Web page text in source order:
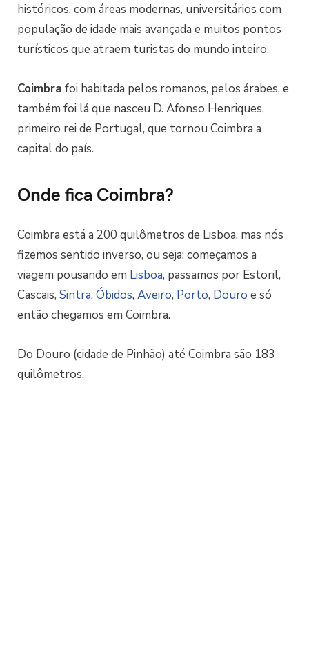
históricos, com áreas modernas, universitários com
população de idade mais avançada e muitos pontos
turísticos que atraem turistas do mundo inteiro.
Coimbra foi habitada pelos romanos, pelos árabes, e
também foi lá que nasceu D. Afonso Henriques,
primeiro rei de Portugal, que tornou Coimbra a
capital do país.
Onde fica Coimbra?
Coimbra está a 200 quilômetros de Lisboa, mas nós
fizemos sentido inverso, ou seja: começamos a
viagem pousando em Lisboa, passamos por Estoril,
Cascais, Sintra, Óbidos, Aveiro, Porto, Douro e só
então chegamos em Coimbra.
Do Douro (cidade de Pinhão) até Coimbra são 183
quilômetros.